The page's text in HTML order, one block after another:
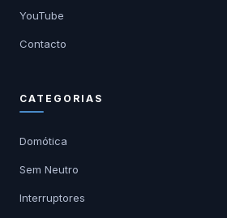
YouTube
Contacto
CATEGORIAS
Domótica
Sem Neutro
Interruptores